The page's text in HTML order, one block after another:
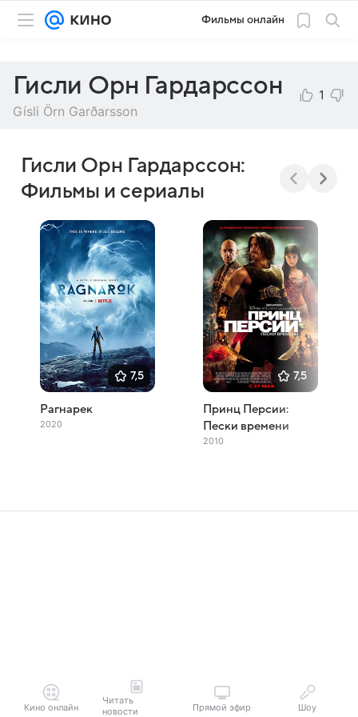
Фильмы онлайн
Гисли Орн Гардарссон
Gísli Örn Garðarsson
1
Гисли Орн Гардарссон:
Фильмы и сериалы
7,5
Рагнарек
2020
7,5
Принц Персии:
Пески времени
2010
Кино онлайн
Читать
новости
Прямой эфир Шоу